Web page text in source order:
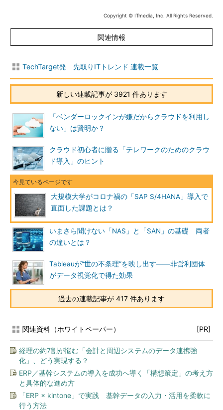
Copyright © ITmedia, Inc. All Rights Reserved.
関連情報
TechTarget発 先取りITトレンド 連載一覧
新しい連載記事が 3921 件あります
「ベンダーロックインが嫌だからクラウドを利用し
ない」は賢明か？
クラウド初心者に贈る「テレワークのためのクラウ
ド導入」のヒント
大規模大学がコロナ禍の「SAP S/4HANA」導入で
直面した課題とは？
いまさら聞けない「NAS」と「SAN」の基礎 両者
の違いとは？
Tableauが“世の不条理”を映し出す――非営利団体
がデータ視覚化で得た効果
過去の連載記事が 417 件あります
関連資料（ホワイトペーパー） [PR]
経理の約7割が悩む「会計と周辺システムのデータ連携強
化」、どう実現する？
ERP／基幹システムの導入を成功へ導く「構想策定」の考え方
と具体的な進め方
「ERP × kintone」で実践 基幹データの入力・活用を柔軟に
行う方法